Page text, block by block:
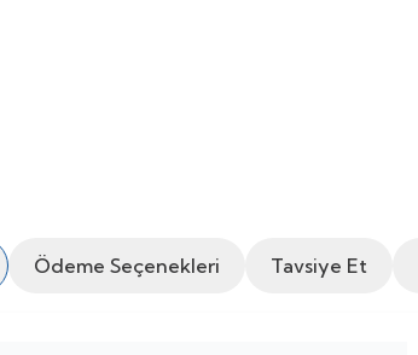
Ödeme Seçenekleri Tavsiye Et